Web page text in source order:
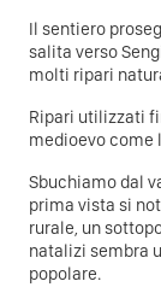
Il sentiero
salita verso
molti ripari
Ripari utilizzati
medioevo come
Sbuchiamo dal
prima vista si
rurale, un
natalizi sembra
popolare.